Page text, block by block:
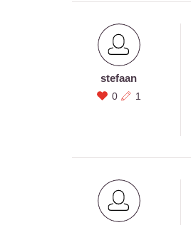
stefaan
0 1